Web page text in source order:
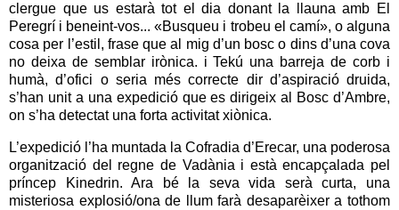
clergue que us estarà tot el dia donant la llauna amb El
Peregrí i beneint-vos... «Busqueu i trobeu el camí», o alguna
cosa per l’estil, frase que al mig d’un bosc o dins d’una cova
no deixa de semblar irònica. i Tekú una barreja de corb i
humà, d’ofici o seria més correcte dir d’aspiració druida,
s’han unit a una expedició que es dirigeix al Bosc d’Ambre,
on s’ha detectat una forta activitat xiònica.
L’expedició l’ha muntada la Cofradia d’Erecar, una poderosa
organització del regne de Vadània i està encapçalada pel
príncep Kinedrin. Ara bé la seva vida serà curta, una
misteriosa explosió/ona de llum farà desaparèixer a tothom